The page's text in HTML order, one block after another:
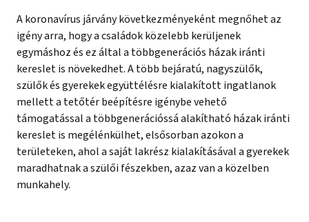
A koronavírus járvány következményeként megnőhet az
igény arra, hogy a családok közelebb kerüljenek
egymáshoz és ez által a többgenerációs házak iránti
kereslet is növekedhet. A több bejáratú, nagyszülők,
szülők és gyerekek együttélésre kialakított ingatlanok
mellett a tetőtér beépítésre igénybe vehető
támogatással a többgenerációssá alakítható házak iránti
kereslet is megélénkülhet, elsősorban azokon a
területeken, ahol a saját lakrész kialakításával a gyerekek
maradhatnak a szülői fészekben, azaz van a közelben
munkahely.